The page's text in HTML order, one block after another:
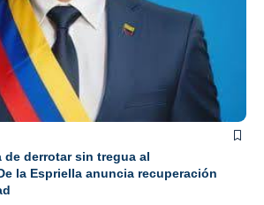
de derrotar sin tregua al
la Espriella anuncia recuperación